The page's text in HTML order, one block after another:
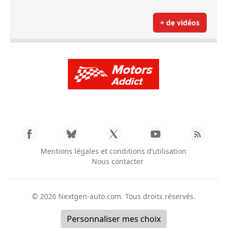
+ de vidéos
Mentions légales et conditions d’utilisation
Nous contacter
© 2026 Nextgen-auto.com. Tous droits réservés.
Personnaliser mes choix